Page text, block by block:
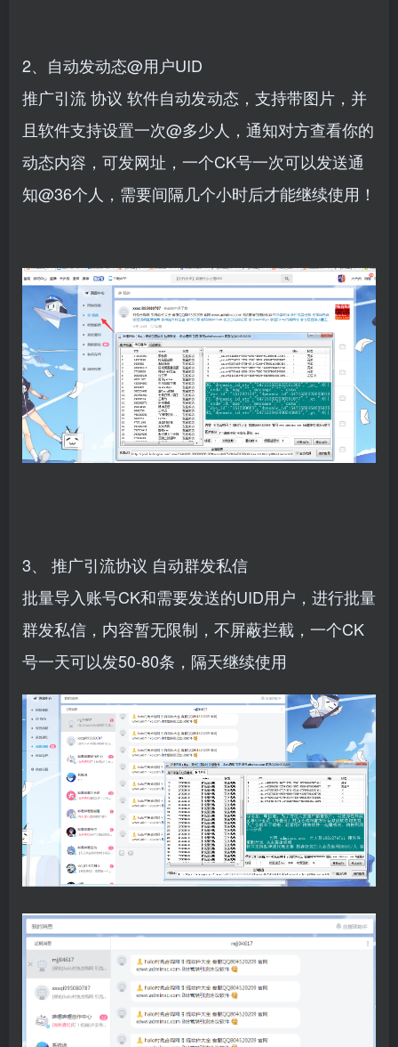
2、自动发动态@用户UID
推广引流协议 软件自动发动态，支持带图片，并
且软件支持设置一次@多少人，通知对方查看你的
动态内容，可发网址，一个CK号一次可以发送通
知@36个人，需要间隔几个小时后才能继续使用！
3、 推广引流协议 自动群发私信
批量导入账号CK和需要发送的UID用户，进行批量
群发私信，内容暂无限制，不屏蔽拦截，一个CK
号一天可以发50-80条，隔天继续使用